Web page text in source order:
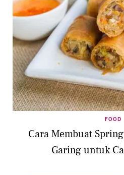
FOOD
Cara Membuat
Garing untuk